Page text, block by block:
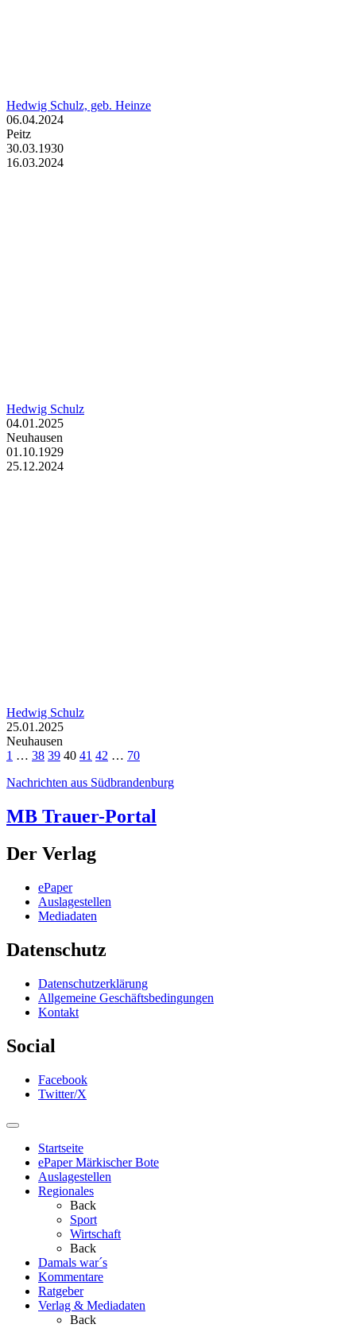
Hedwig Schulz, geb. Heinze
06.04.2024
Peitz
30.03.1930
16.03.2024
Hedwig Schulz
04.01.2025
Neuhausen
01.10.1929
25.12.2024
Hedwig Schulz
25.01.2025
Neuhausen
1 … 38 39 40 41 42 … 70
Nachrichten aus Südbrandenburg
MB Trauer-Portal
Der Verlag
ePaper
Auslagestellen
Mediadaten
Datenschutz
Datenschutzerklärung
Allgemeine Geschäftsbedingungen
Kontakt
Social
Facebook
Twitter/X
Startseite
ePaper Märkischer Bote
Auslagestellen
Regionales
Back
Sport
Wirtschaft
Back
Damals war´s
Kommentare
Ratgeber
Verlag & Mediadaten
Back